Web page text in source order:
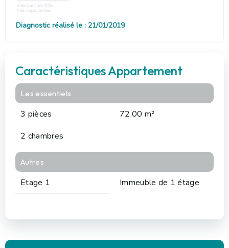
Diagnostic réalisé le : 21/01/2019
Caractéristiques Appartement
Les essentiels
3 pièces
72.00 m²
2 chambres
Autres
Etage 1 Immeuble de 1 étage